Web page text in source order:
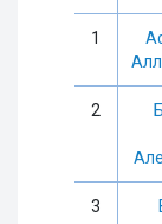
1
2
3